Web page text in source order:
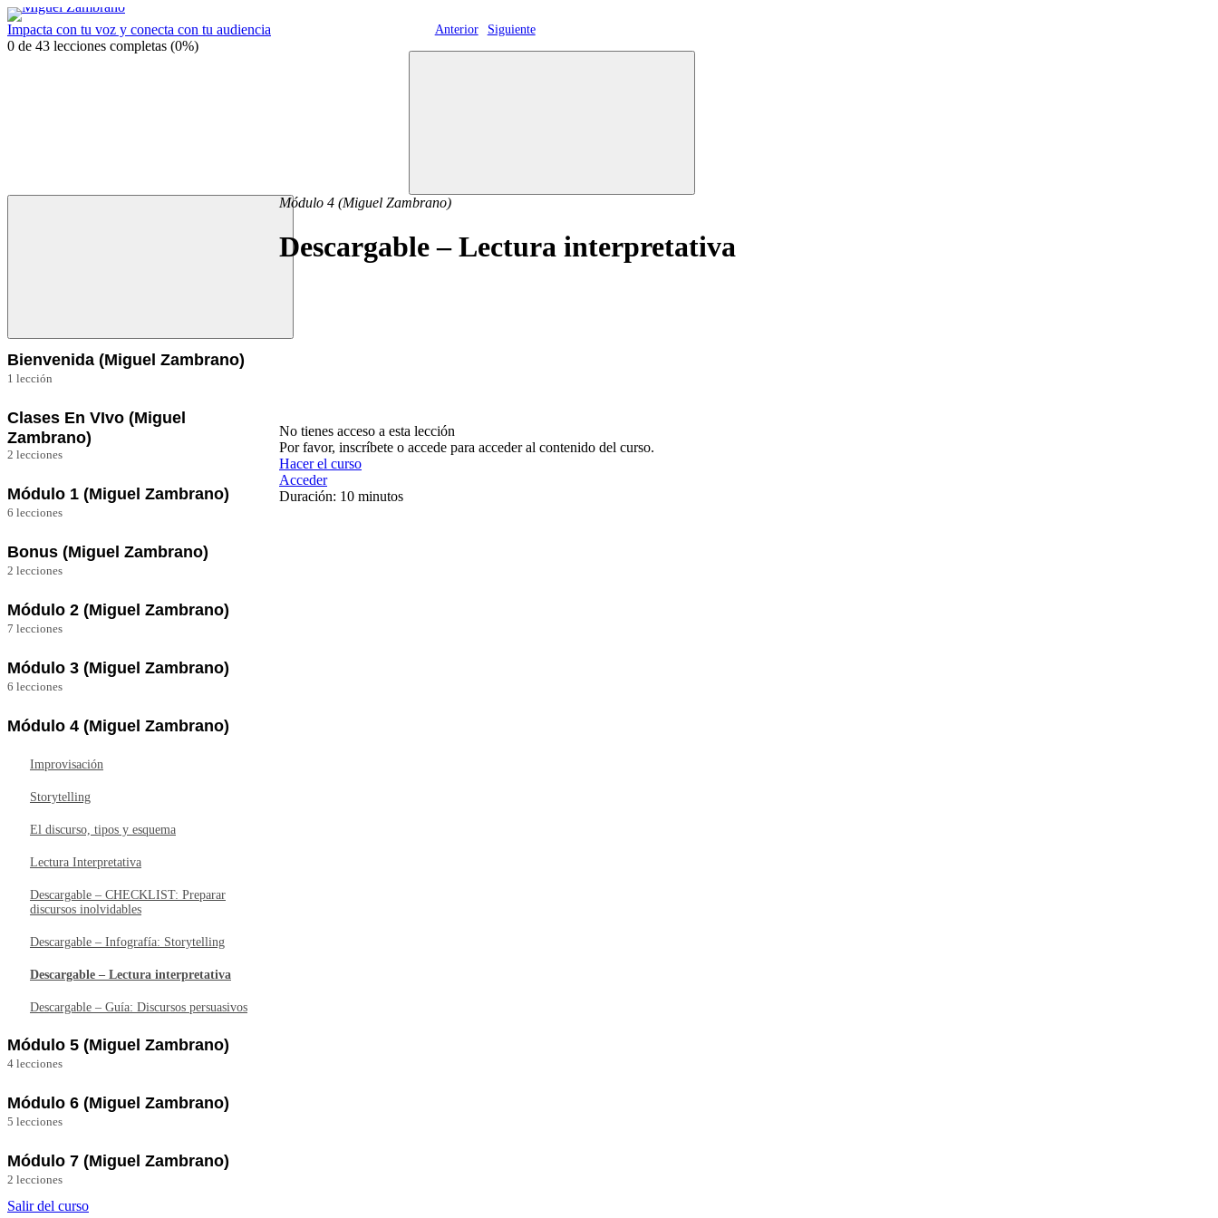
Impacta con tu voz y conecta con tu audiencia
0 de 43 lecciones completas (0%)
Anterior Siguiente
Bienvenida (Miguel Zambrano)
1 lección
Clases En VIvo (Miguel
Zambrano)
05/12/2023
2 lecciones
Módulo 1 (Miguel Zambrano)
VOZ 23/11/2023
Influencia Positiva
Tipos de comunicación
6 lecciones
Bonus (Miguel Zambrano)
Mastermind, Networking y relaciones.
2 lecciones
Módulo 2 (Miguel Zambrano)
Miedo escénico ¿Cómo superarlo?
el miedo escénico
Descargable – Hoja de trabajo: Carta para ti
que quieres atreverte a hablar en público
Descargable – Desafío de pensamientos
negativos asociados con el miedo escénico
Descargable – Infografía La ruta de la
visualización positiva
7 lecciones
Módulo 3 (Miguel Zambrano)
Educación Vocal
Ritmo e Intención
Lenguaje No Verbal
Descargable – 10 cards “Lenguaje corporal
cuidado vocal
6 lecciones
Módulo 4 (Miguel Zambrano)
Improvisación
Storytelling
El discurso, tipos y esquema
Lectura Interpretativa
Descargable – CHECKLIST: Preparar
discursos inolvidables
Descargable – Infografía: Storytelling
Descargable – Lectura interpretativa
Descargable – Guía: Discursos persuasivos
Módulo 5 (Miguel Zambrano)
Hablar bien es Sexy
Descargable – El semáforo de la dicción
4 lecciones
Módulo 6 (Miguel Zambrano)
Oratoria Orgánica
Elevator Pitch
5 lecciones
Módulo 7 (Miguel Zambrano)
Reflexiones Finales
2 lecciones
Salir del curso
Módulo 4 (Miguel Zambrano)
Descargable – Lectura interpretativa
No tienes acceso a esta lección
Por favor, inscríbete o accede para acceder al contenido del curso.
Hacer el curso
Acceder
Duración: 10 minutos